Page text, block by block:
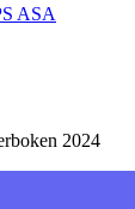
ASA
2024